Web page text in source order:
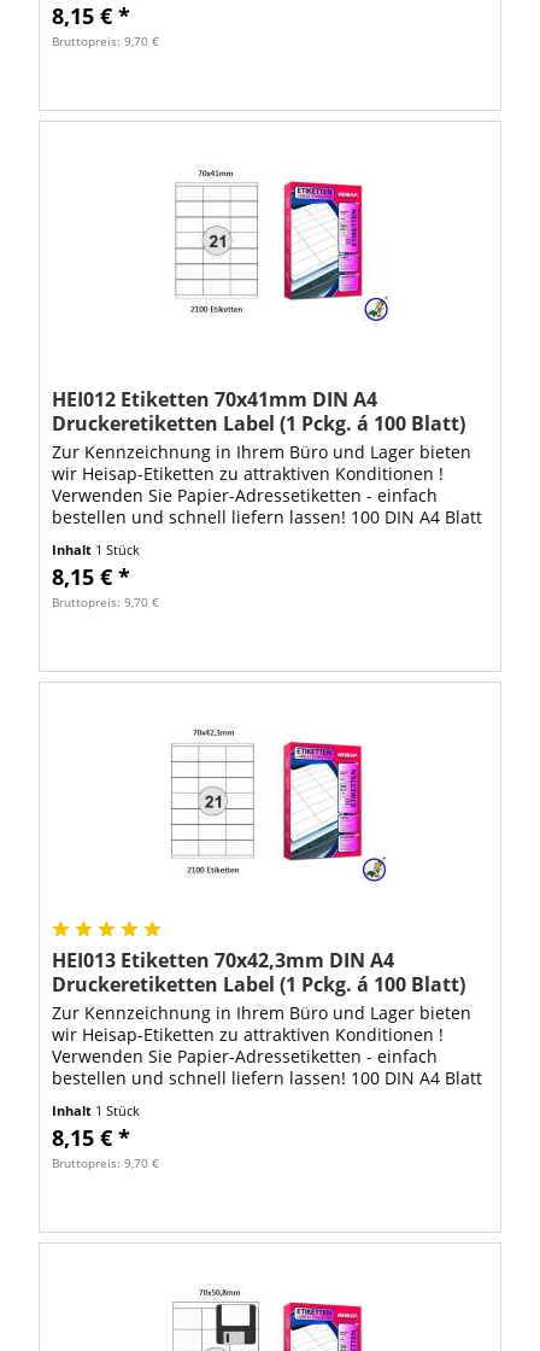
8,15 € *
Bruttopreis: 9,70 €
HEI012 Etiketten 70x41mm DIN A4
Druckeretiketten Label (1 Pckg. á 100 Blatt)
Zur Kennzeichnung in Ihrem Büro und Lager bieten
wir Heisap-Etiketten zu attraktiven Konditionen !
Verwenden Sie Papier-Adressetiketten - einfach
bestellen und schnell liefern lassen! 100 DIN A4 Blatt
Inhalt 1 Stück
8,15 € *
Bruttopreis: 9,70 €
HEI013 Etiketten 70x42,3mm DIN A4
Druckeretiketten Label (1 Pckg. á 100 Blatt)
Zur Kennzeichnung in Ihrem Büro und Lager bieten
wir Heisap-Etiketten zu attraktiven Konditionen !
Verwenden Sie Papier-Adressetiketten - einfach
bestellen und schnell liefern lassen! 100 DIN A4 Blatt
Inhalt 1 Stück
8,15 € *
Bruttopreis: 9,70 €